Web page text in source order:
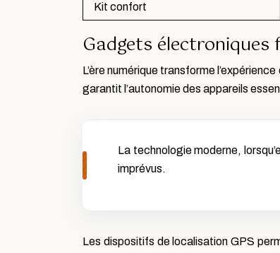
Kit confort
Gadgets
L’ère numérique transforme
garantit l’autonomie des appareils
La technologie moderne,
imprévus.
Les dispositifs de localisation GPS